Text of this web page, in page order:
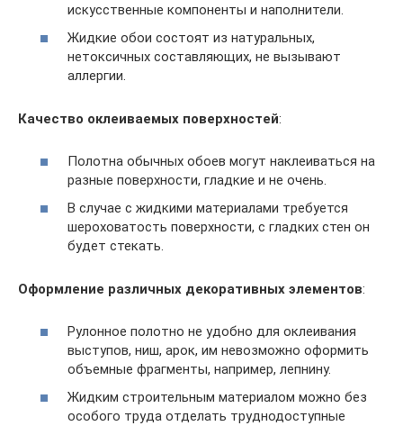
искусственные компоненты и наполнители.
Жидкие обои состоят из натуральных,
нетоксичных составляющих, не вызывают
аллергии.
Качество оклеиваемых поверхностей:
Полотна обычных обоев могут наклеиваться на
разные поверхности, гладкие и не очень.
В случае с жидкими материалами требуется
шероховатость поверхности, с гладких стен он
будет стекать.
Оформление различных декоративных элементов:
Рулонное полотно не удобно для оклеивания
выступов, ниш, арок, им невозможно оформить
объемные фрагменты, например, лепнину.
Жидким строительным материалом можно без
особого труда отделать труднодоступные